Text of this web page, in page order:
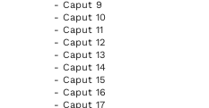
- Caput 9
- Caput 10
- Caput 11
- Caput 12
- Caput 13
- Caput 14
- Caput 15
- Caput 16
- Caput 17